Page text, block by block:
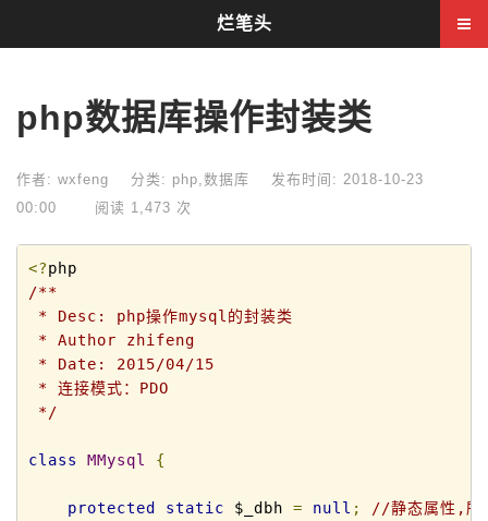
php数据库操作封装类
作者: wxfeng 分类: php,数据库
发布时间: 2018-10-23
00:00
阅读 1,473 次
<?
/**
* Desc: php操作mysql的封装类
* Author zhifeng
* Date: 2015/04/15
* 连接模式：PDO
*/
class MMysql {
protected static $_dbh = null ;
//静态属性,所
烂笔头